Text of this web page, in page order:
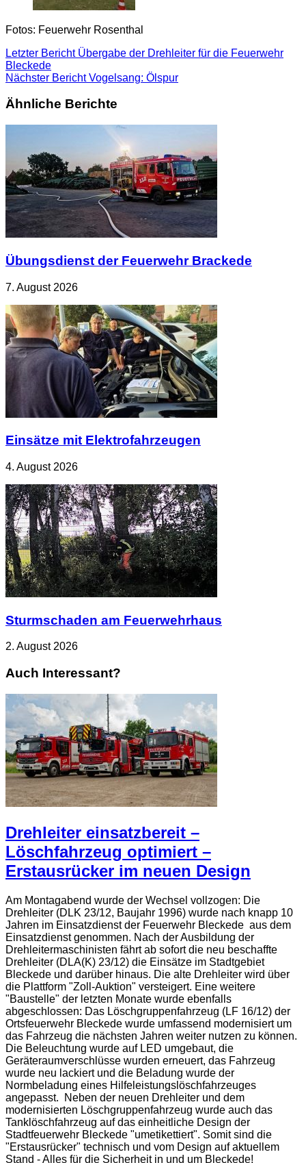
Fotos: Feuerwehr Rosenthal
Letzter BerichtÜbergabe der Drehleiter für die Feuerwehr
Bleckede
Nächster BerichtVogelsang: Ölspur
Ähnliche Berichte
Übungsdienst der Feuerwehr Brackede
7. August 2026
Einsätze mit Elektrofahrzeugen
4. August 2026
Sturmschaden am Feuerwehrhaus
2. August 2026
Auch Interessant?
Drehleiter einsatzbereit –
Löschfahrzeug optimiert –
Erstausrücker im neuen Design
Am Montagabend wurde der Wechsel vollzogen: Die
Drehleiter (DLK 23/12, Baujahr 1996) wurde nach knapp 10
Jahren im Einsatzdienst der Feuerwehr Bleckede aus dem
Einsatzdienst genommen. Nach der Ausbildung der
Drehleitermaschinisten fährt ab sofort die neu beschaffte
Drehleiter (DLA(K) 23/12) die Einsätze im Stadtgebiet
Bleckede und darüber hinaus. Die alte Drehleiter wird über
die Plattform "Zoll-Auktion" versteigert. Eine weitere
"Baustelle" der letzten Monate wurde ebenfalls
abgeschlossen: Das Löschgruppenfahrzeug (LF 16/12) der
Ortsfeuerwehr Bleckede wurde umfassend modernisiert um
das Fahrzeug die nächsten Jahren weiter nutzen zu können.
Die Beleuchtung wurde auf LED umgebaut, die
Geräteraumverschlüsse wurden erneuert, das Fahrzeug
wurde neu lackiert und die Beladung wurde der
Normbeladung eines Hilfeleistungslöschfahrzeuges
angepasst. Neben der neuen Drehleiter und dem
modernisierten Löschgruppenfahrzeug wurde auch das
Tanklöschfahrzeug auf das einheitliche Design der
Stadtfeuerwehr Bleckede "umetikettiert". Somit sind die
"Erstausrücker" technisch und vom Design auf aktuellem
Stand - Alles für die Sicherheit in und um Bleckede!